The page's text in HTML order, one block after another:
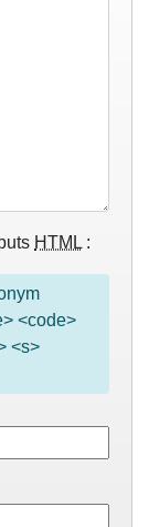
HTML :
<code>
<s>